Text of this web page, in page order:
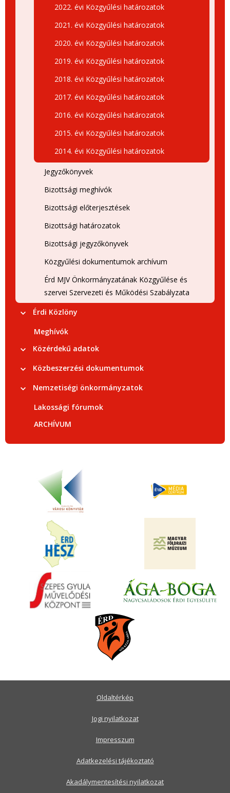
2022. évi Közgyűlési határozatok
2021. évi Közgyűlési határozatok
2020. évi Közgyűlési határozatok
2019. évi Közgyűlési határozatok
2018. évi Közgyűlési határozatok
2017. évi Közgyűlési határozatok
2016. évi Közgyűlési határozatok
2015. évi Közgyűlési határozatok
2014. évi Közgyűlési határozatok
Jegyzőkönyvek
Bizottsági meghívók
Bizottsági előterjesztések
Bizottsági határozatok
Bizottsági jegyzőkönyvek
Közgyűlési dokumentumok archívum
Érd MJV Önkormányzatának Közgyűlése és
szervei Szervezeti és Működési Szabályzata
Érdi Közlöny
Meghívók
Közérdekű adatok
Közbeszerzési dokumentumok
Nemzetiségi önkormányzatok
Lakossági fórumok
ARCHÍVUM
Oldaltérkép
Jogi nyilatkozat
Impresszum
Adatkezelési tájékoztató
Akadálymentesítési nyilatkozat